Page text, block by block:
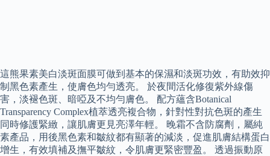
這熊果素美白淡斑面膜可做到基本的保濕和淡斑功效，有助效抑
制黑色素產生，使膚色均勻透亮。 於夜間活化修復紫外線傷
害，淡褪色斑、暗啞及不均勻膚色。 配方蘊含Botanical
Transparency Complex植萃透亮複合物，針對性對抗色斑的產生
同時修護緊緻，讓肌膚更見亮澤年輕。 晚霜不含防腐劑，屬純
素產品，用後黑色素和皺紋都有顯著的減淡，促進肌膚結構蛋白
增生，有效填補及撫平皺紋，令肌膚更緊密豐盈。 透過振動原